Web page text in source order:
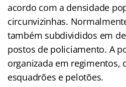
acordo com a densidade
circunvizinhas.
também subdivididos em
postos de policiamento. A
organizada em regimentos,
esquadrões e pelotões.